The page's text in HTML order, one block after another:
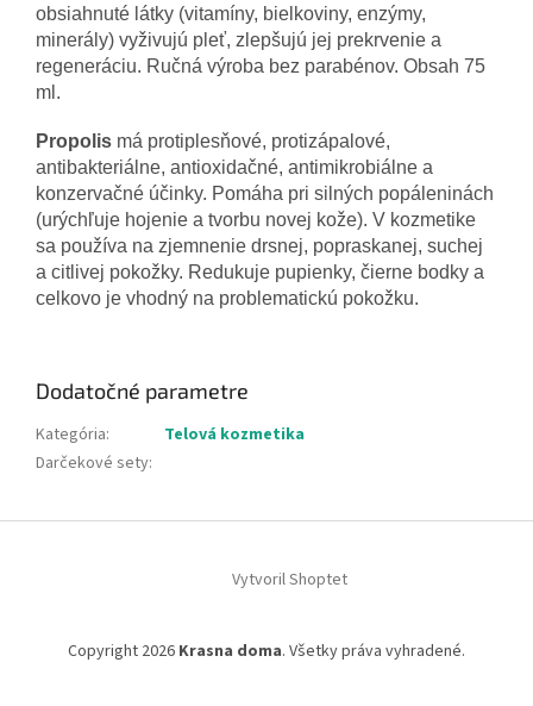
obsiahnuté látky (vitamíny, bielkoviny, enzýmy,
minerály) vyživujú pleť, zlepšujú jej prekrvenie a
regeneráciu. Ručná výroba bez parabénov. Obsah 75
ml.
Propolis má protiplesňové, protizápalové,
antibakteriálne, antioxidačné, antimikrobiálne a
konzervačné účinky. Pomáha pri silných popáleninách
(urýchľuje hojenie a tvorbu novej kože). V kozmetike
sa používa na zjemnenie drsnej, popraskanej, suchej
a citlivej pokožky. Redukuje pupienky, čierne bodky a
celkovo je vhodný na problematickú pokožku.
Dodatočné parametre
Kategória:
Telová kozmetika
Darčekové sety:
Vytvoril Shoptet
Copyright 2026 Krasna doma. Všetky práva vyhradené.